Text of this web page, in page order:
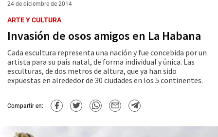
24 de diciembre de 2014
ARTE Y CULTURA
Invasión de osos amigos en La Habana
Cada escultura representa una nación y fue concebida por un
artista para su país natal, de forma individual y única. Las
esculturas, de dos metros de altura, que ya han sido
expuestas en alrededor de 30 ciudades en los 5 continentes.
Compartir en: